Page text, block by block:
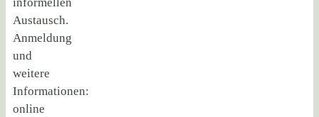
Austausch.
Anmeldung
und
weitere
Informationen:
online